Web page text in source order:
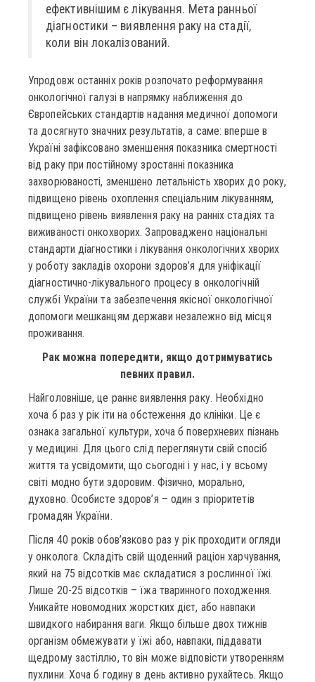
ефективнішим є лікування. Мета ранньої
діагностики – виявлення раку на стадії,
коли він локалізований.
Упродовж останніх років розпочато реформування
онкологічної галузі в напрямку наближення до
Європейських стандартів надання медичної допомоги
та досягнуто значних результатів, а саме: вперше в
Україні зафіксовано зменшення показника смертності
від раку при постійному зростанні показника
захворюваності, зменшено летальність хворих до року,
підвищено рівень охоплення спеціальним лікуванням,
підвищено рівень виявлення раку на ранніх стадіях та
виживаності онкохворих. Запроваджено національні
стандарти діагностики і лікування онкологічних хворих
у роботу закладів охорони здоров’я для уніфікації
діагностично-лікувального процесу в онкологічній
службі України та забезпечення якісної онкологічної
допомоги мешканцям держави незалежно від місця
проживання.
Рак можна попередити, якщо дотримуватись
певних правил.
Найголовніше, це раннє виявлення раку. Необхідно
хоча б раз у рік іти на обстеження до клініки. Це є
ознака загальної культури, хоча б поверхневих пізнань
у медицині. Для цього слід переглянути свій спосіб
життя та усвідомити, що сьогодні і у нас, і у всьому
світі модно бути здоровим. Фізично, морально,
духовно. Особисте здоров’я – один з пріоритетів
громадян України.
Після 40 років обов’язково раз у рік проходити огляди
у онколога. Складіть свій щоденний раціон харчування,
який на 75 відсотків має складатися з рослинної їжі.
Лише 20-25 відсотків – їжа тваринного походження.
Уникайте новомодних жорстких дієт, або навпаки
швидкого набирання ваги. Якщо більше двох тижнів
організм обмежувати у їжі або, навпаки, піддавати
щедрому застіллю, то він може відповісти утворенням
пухлини. Хоча б годину в день активно рухайтесь. Якщо